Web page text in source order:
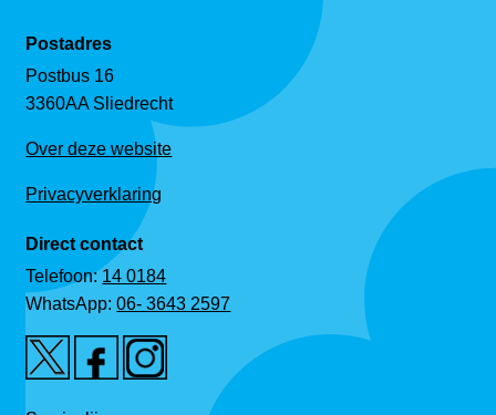
Postadres
Postbus 16
3360AA Sliedrecht
Over deze website
Privacyverklaring
Direct contact
Telefoon:14 0184
WhatsApp:06- 3643 2597